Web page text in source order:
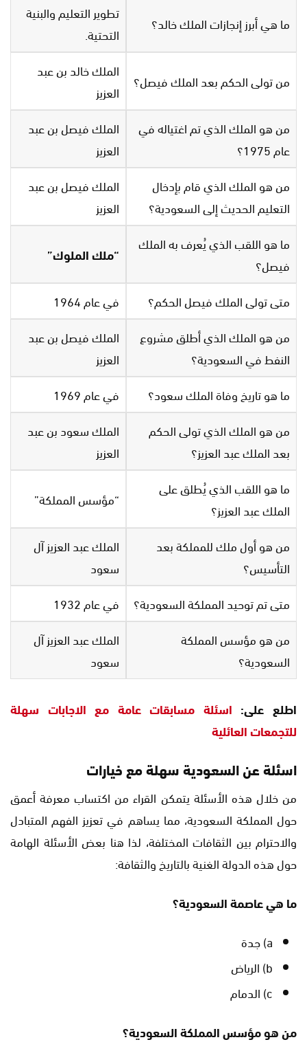
ما هي أبرز إنجازات الملك خالد؟
تطوير التعليم والبنية
التحتية.
من تولى الحكم بعد الملك فيصل؟
الملك خالد بن عبد
العزيز
من هو الملك الذي تم اغتياله في
عام 1975؟
الملك فيصل بن عبد
العزيز
من هو الملك الذي قام بإدخال
التعليم الحديث إلى السعودية؟
الملك فيصل بن عبد
العزيز
ما هو اللقب الذي يُعرف به الملك
فيصل؟
“ملك الملوك”
متى تولى الملك فيصل الحكم؟
في عام 1964
من هو الملك الذي أطلق مشروع
النفط في السعودية؟
الملك فيصل بن عبد
العزيز
ما هو تاريخ وفاة الملك سعود؟
في عام 1969
من هو الملك الذي تولى الحكم
بعد الملك عبد العزيز؟
الملك سعود بن عبد
العزيز
ما هو اللقب الذي يُطلق على
الملك عبد العزيز؟
“مؤسس المملكة”
من هو أول ملك للمملكة بعد
التأسيس؟
الملك عبد العزيز آل
سعود
متى تم توحيد المملكة السعودية؟
في عام 1932
من هو مؤسس المملكة
السعودية؟
الملك عبد العزيز آل
سعود
اطلع على: اسئلة مسابقات عامة مع الاجابات سهلة
للتجمعات العائلية
اسئلة عن السعودية سهلة مع خيارات
من خلال هذه الأسئلة يتمكن القراء من اكتساب معرفة أعمق
حول المملكة السعودية، مما يساهم في تعزيز الفهم المتبادل
والاحترام بين الثقافات المختلفة، لذا هنا بعض الأسئلة الهامة
حول هذه الدولة الغنية بالتاريخ والثقافة:
ما هي عاصمة السعودية؟
a) جدة
b) الرياض
c) الدمام
من هو مؤسس المملكة السعودية؟